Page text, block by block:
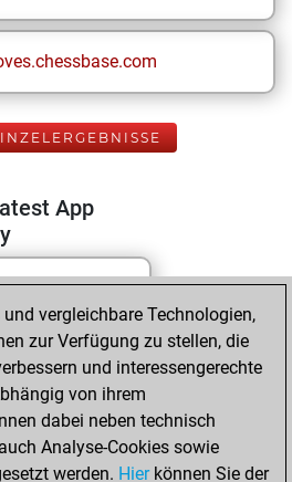
App
Juni 1,
You played 102
Play
You scored +65
in blitz
vergleichbare Technologien,
zur Verfügung zu stellen, die
und interessengerechte
von ihrem
dabei neben technisch
Analyse-Cookies sowie
werden. Hierkönnen Sie der